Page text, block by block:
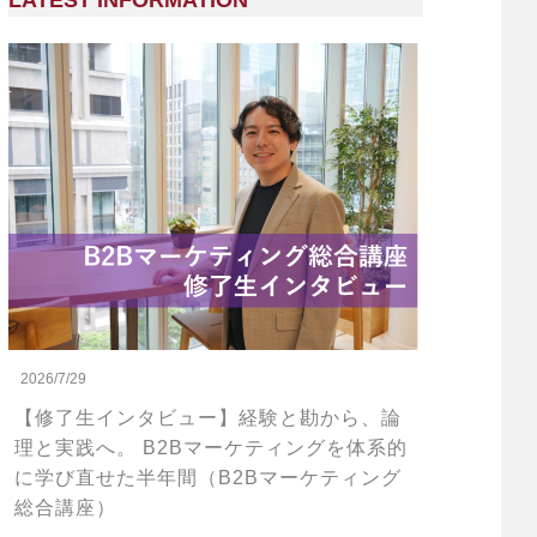
2026/7/29
【修了生インタビュー】経験と勘から、論
理と実践へ。 B2Bマーケティングを体系的
に学び直せた半年間（B2Bマーケティング
総合講座）